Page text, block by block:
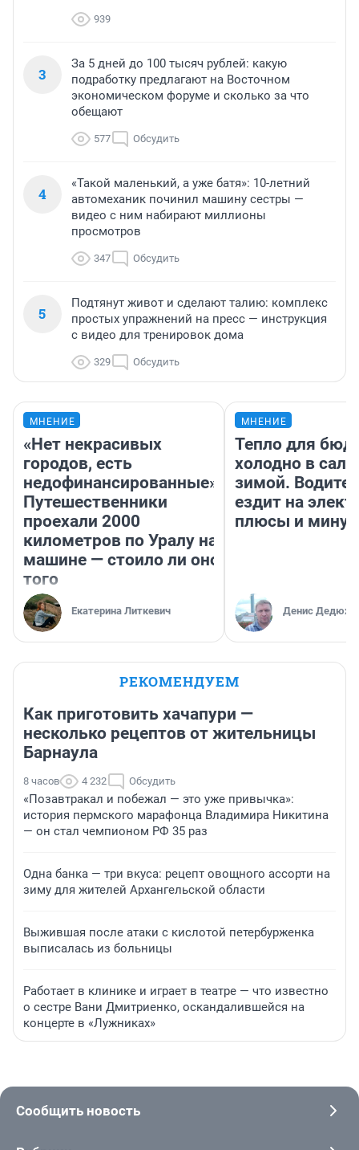
939
3
За 5 дней до 100 тысяч рублей: какую
подработку предлагают на Восточном
экономическом форуме и сколько за что
обещают
577 Обсудить
4
«Такой маленький, а уже батя»: 10-летний
автомеханик починил машину сестры —
видео с ним набирают миллионы
просмотров
347 Обсудить
5
Подтянут живот и сделают талию: комплекс
простых упражнений на пресс — инструкция
с видео для тренировок дома
329 Обсудить
МНЕНИЕ
«Нет некрасивых
городов, есть
недофинансированные».
Путешественники
проехали 2000
километров по Уралу на
машине — стоило ли оно
того
Екатерина Литкевич
МНЕНИЕ
Тепло для
холодно в
зимой.
ездит на
плюсы и
Денис
РЕКОМЕНДУЕМ
Как приготовить хачапури —
несколько рецептов от жительницы
Барнаула
8 часов 4 232 Обсудить
«Позавтракал и побежал — это уже привычка»:
история пермского марафонца Владимира Никитина
— он стал чемпионом РФ 35 раз
Одна банка — три вкуса: рецепт овощного ассорти на
зиму для жителей Архангельской области
Выжившая после атаки с кислотой петербурженка
выписалась из больницы
Работает в клинике и играет в театре — что известно
о сестре Вани Дмитриенко, оскандалившейся на
концерте в «Лужниках»
Сообщить новость